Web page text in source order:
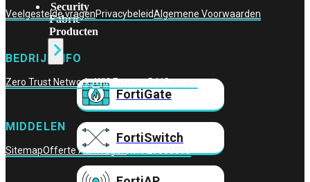
Security
Fabric
Producten
FortiGate
FortiSwitch
Veelgestelde vragenPrivacybeleidAlgemene Voorwaarden
BEDRIJFINFO
Zero Trust NetworksWifi Experts B.V.Contact
MIDDELEN
SitemapOfferte AanvragenKvK: 27306093